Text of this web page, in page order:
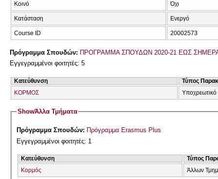
Κοινό Όχι
Κατάσταση Ενεργό
Course ID 20002573
Πρόγραμμα Σπουδών: ΠΡΟΓΡΑΜΜΑ ΣΠΟΥΔΩΝ 2020-21 ΕΩΣ
Εγγεγραμμένοι φοιτητές: 5
Κατεύθυνση
Τύπος
ΚΟΡΜΟΣ
Υποχρεωτικό
ShowΆλλα Τμήματα
Πρόγραμμα Σπουδών: Πρόγραμμα Erasmus Plus
Εγγεγραμμένοι φοιτητές: 1
Κατεύθυνση
Τύπος
Κορμός
Άλλων